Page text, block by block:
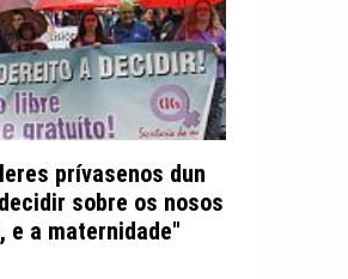
prívasenos dun
sobre os nosos
e a maternidade"